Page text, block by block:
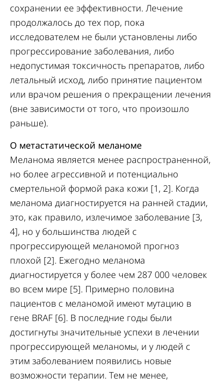
сохранении ее эффективности. Лечение
продолжалось до тех пор, пока
исследователем не были установлены либо
прогрессирование заболевания, либо
недопустимая токсичность препаратов, либо
летальный исход, либо принятие пациентом
или врачом решения о прекращении лечения
(вне зависимости от того, что произошло
раньше).
О метастатической меланоме
Меланома является менее распространенной,
но более агрессивной и потенциально
смертельной формой рака кожи [1, 2]. Когда
меланома диагностируется на ранней стадии,
это, как правило, излечимое заболевание [3,
4], но у большинства людей с
прогрессирующей меланомой прогноз
плохой [2]. Ежегодно меланома
диагностируется у более чем 287 000 человек
во всем мире [5]. Примерно половина
пациентов с меланомой имеют мутацию в
гене BRAF [6]. В последние годы были
достигнуты значительные успехи в лечении
прогрессирующей меланомы, и у людей с
этим заболеванием появились новые
возможности терапии. Тем не менее,